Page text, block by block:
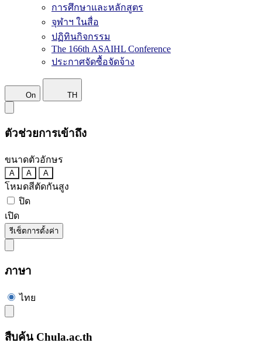
การศึกษาและหลักสูตร
จุฬาฯ ในสื่อ
ปฏิทินกิจกรรม
The 166th ASAIHL Conference
ประกาศจัดซื้อจัดจ้าง
On TH
ตัวช่วยการเข้าถึง
ขนาดตัวอักษร
A A A
โหมดสีตัดกันสูง
ปิด
เปิด
รีเซ็ตการตั้งค่า
ภาษา
ไทย
สืบค้น Chula.ac.th